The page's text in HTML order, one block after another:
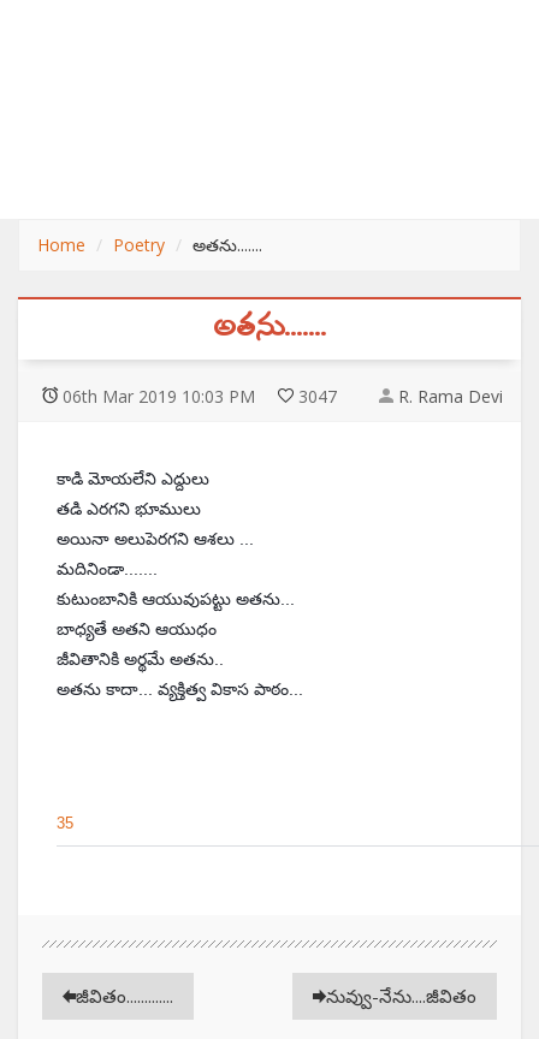
Home Poetry అతను.......
అతను.......
06th Mar 2019 10:03 PM 3047 R. Rama Devi
కాడి మోయలేని ఎద్దులు
తడి ఎరగని భూములు
అయినా అలుపెరగని ఆశలు ...
మదినిండా.......
కుటుంబానికి ఆయువుపట్టు అతను...
బాధ్యతే అతని ఆయుధం
జీవితానికి అర్థమే అతను..
అతను కాదా... వ్యక్తిత్వ వికాస పాఠం...
35
జీవితం............. నువ్వు-నేను....జీవితం